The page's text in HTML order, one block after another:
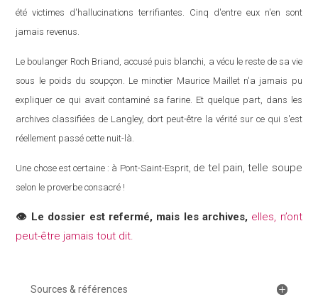
été victimes d'hallucinations terrifiantes. Cinq d'entre eux n'en sont
jamais revenus.
Le boulanger Roch Briand, accusé puis blanchi, a vécu le reste de sa vie
sous le poids du soupçon. Le minotier Maurice Maillet n'a jamais pu
expliquer ce qui avait contaminé sa farine. Et quelque part, dans les
archives classifiées de Langley, dort peut-être la vérité sur ce qui s'est
réellement passé cette nuit-là.
Une chose est certaine : à Pont-Saint-Esprit, de tel pain, telle soupe
selon le proverbe consacré !
👁️ Le dossier est refermé, mais les archives, elles, n’ont
peut-être jamais tout dit.
Sources & références